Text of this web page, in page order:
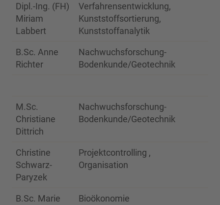
Dipl.-Ing. (FH)
Miriam
Labbert
Verfahrensentwicklung,
Kunststoffsortierung,
Kunststoffanalytik
B.Sc. Anne
Richter
Nachwuchsforschung-
Bodenkunde/Geotechnik
M.Sc.
Christiane
Dittrich
Nachwuchsforschung-
Bodenkunde/Geotechnik
Christine
Schwarz-
Paryzek
Projektcontrolling ,
Organisation
B.Sc. Marie
Bioökonomie